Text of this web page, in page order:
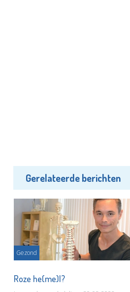
Gerelateerde berichten
Gezond
Roze he(me)l?